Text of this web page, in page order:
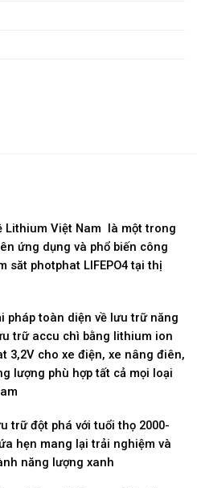
Lithium Việt Nam là một trong
ứng dụng và phổ biến công
săt photphat LIFEPO4 tại thị
pháp toàn diện về lưu trữ năng
trữ accu chì bằng lithium ion
3,2V cho xe điện, xe nâng điên,
lượng phù hợp tất cả mọi loại
trữ đột phá với tuổi thọ 2000-
hẹn mang lại trải nghiệm và
năng lượng xanh